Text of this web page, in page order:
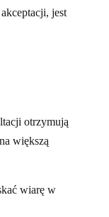
jest
otrzymują
większą
wiarę w